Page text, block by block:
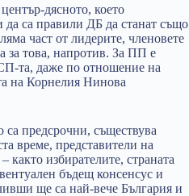
дясното, което
са правили ДБ да станат също
част от лидерите, членовете
за това, напротив. За ПП е
та, даже по отношение на
на Корнелия Нинова
са предсрочни, съществува
време, представители на
избирателите, страната
бъдещ консенсус и
ще са най-вече България и